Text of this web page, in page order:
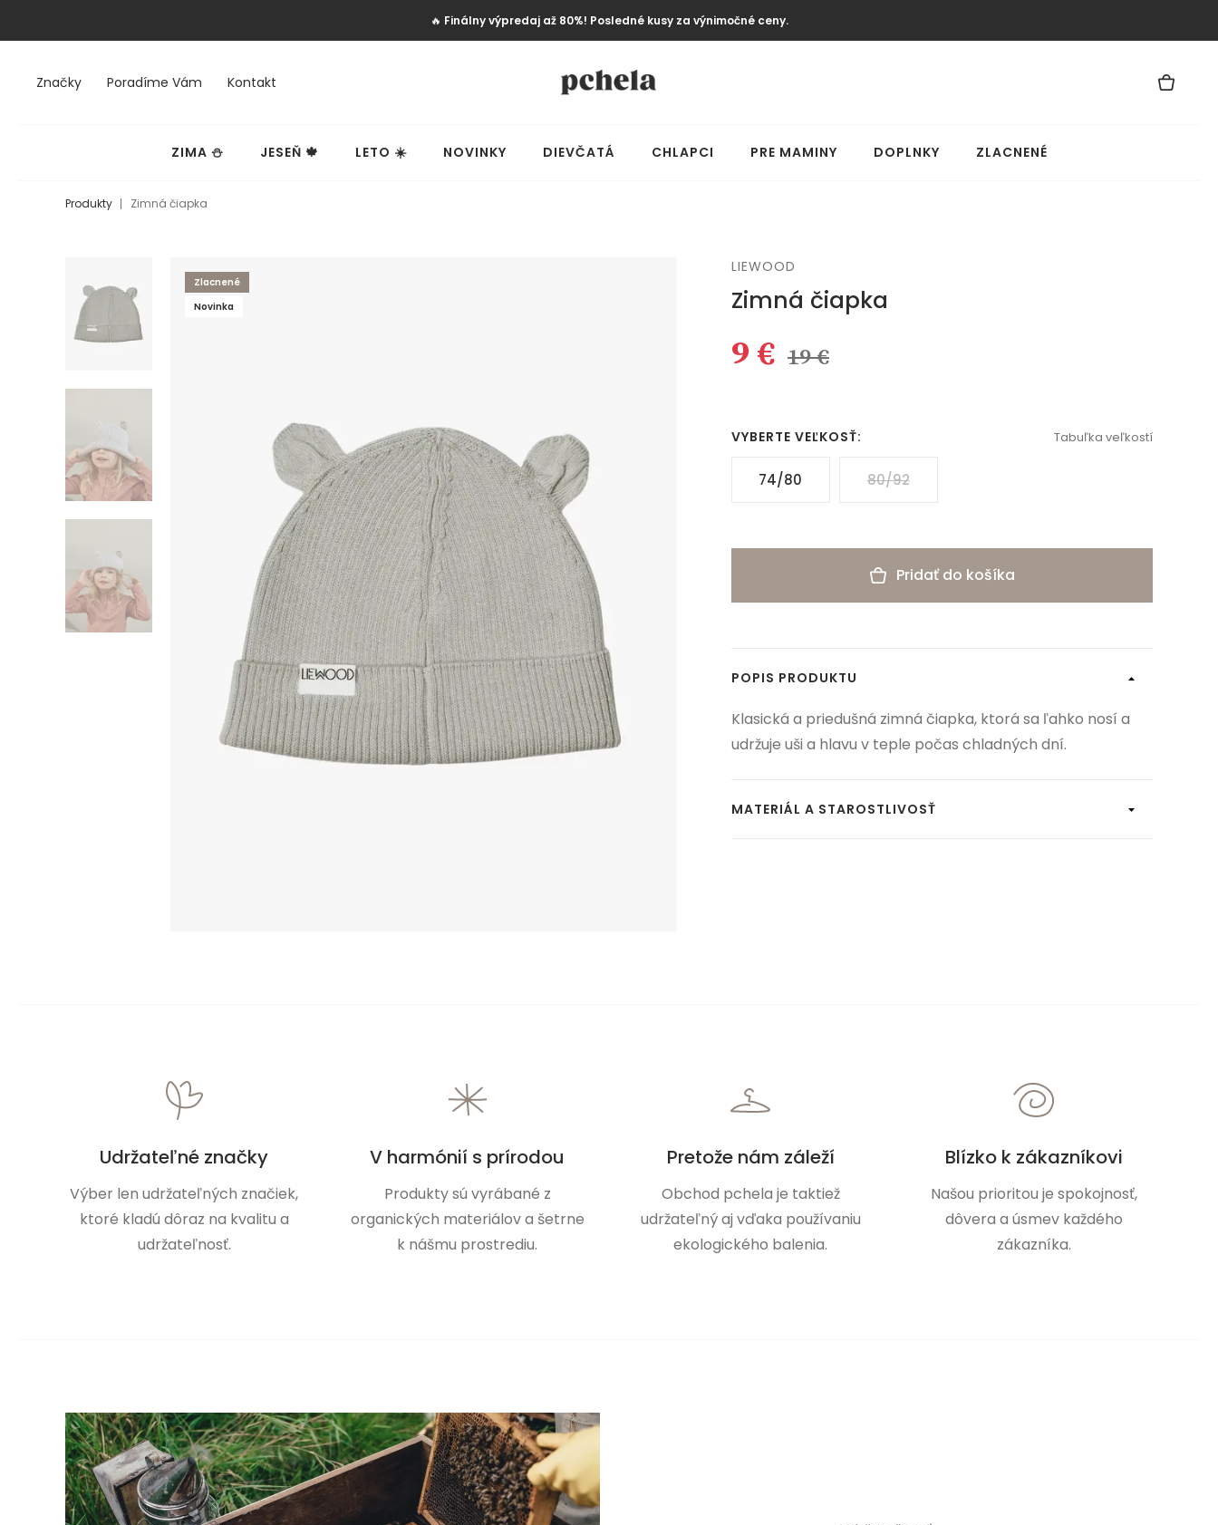
🔥 Finálny výpredaj až 80%! Posledné kusy za výnimočné ceny.
Značky Poradíme Vám Kontakt
ZIMA ⛄ JESEŇ 🍁 LETO ☀️ NOVINKY DIEVČATÁ CHLAPCI PRE MAMINY DOPLNKY ZLACNENÉ
Produkty Zimná čiapka
Zlacnené
Novinka
LIEWOOD
Zimná čiapka
9 € 19 €
VYBERTE VEĽKOSŤ: Tabuľka veľkostí
74/80 80/92
Pridať do košíka
POPIS PRODUKTU
Klasická a priedušná zimná čiapka, ktorá sa ľahko nosí a
udržuje uši a hlavu v teple počas chladných dní.
MATERIÁL A STAROSTLIVOSŤ
Udržateľné značky
Výber len udržateľných značiek,
ktoré kladú dôraz na kvalitu a
udržateľnosť.
V harmónií s prírodou
Produkty sú vyrábané z
organických materiálov a šetrne
k nášmu prostrediu.
Pretože nám záleží
Obchod pchela je taktiež
udržateľný aj vďaka používaniu
ekologického balenia.
Blízko k zákazníkovi
Našou prioritou je spokojnosť,
dôvera a úsmev každého
zákazníka.